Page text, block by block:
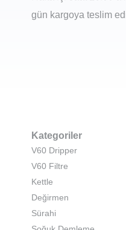
gün kargoya teslim
Kategoriler
V60 Dripper
V60 Filtre
Kettle
Değirmen
Sürahi